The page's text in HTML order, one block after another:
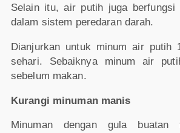
Selain itu, air putih juga berfungsi
dalam sistem peredaran darah.
Dianjurkan untuk minum air putih
sehari. Sebaiknya minum air
sebelum makan.
Kurangi minuman manis
Minuman dengan gula buatan